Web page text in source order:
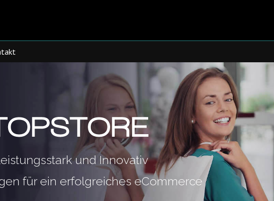
und Innovativ
für ein erfolgreiches eCommerce